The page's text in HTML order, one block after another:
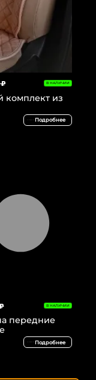
₽ В НАЛИЧИИ
комплект из
Подробнее
В НАЛИЧИИ
передние
Подробнее